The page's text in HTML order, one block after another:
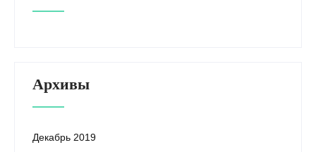
Архивы
Декабрь 2019